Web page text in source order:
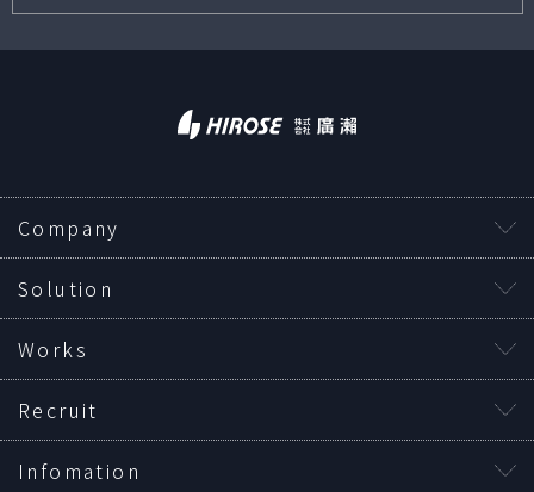
Company
Solution
Works
Recruit
Infomation